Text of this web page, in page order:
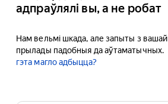
адпраўлялі вы, а не робат
Нам вельмі шкада, але запыты з вашай
прылады падобныя да аўтаматычных.
гэта магло адбыцца?